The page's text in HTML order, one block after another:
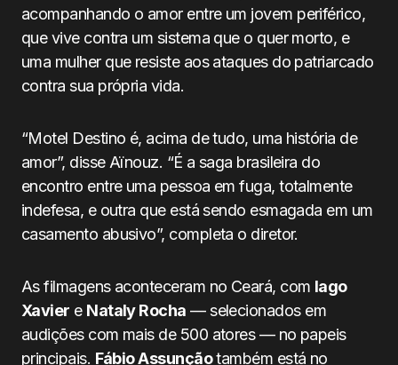
acompanhando o amor entre um jovem periférico,
que vive contra um sistema que o quer morto, e
uma mulher que resiste aos ataques do patriarcado
contra sua própria vida.
“Motel Destino é, acima de tudo, uma história de
amor”, disse Aïnouz. “É a saga brasileira do
encontro entre uma pessoa em fuga, totalmente
indefesa, e outra que está sendo esmagada em um
casamento abusivo”, completa o diretor.
As filmagens aconteceram no Ceará, com Iago
Xavier e Nataly Rocha — selecionados em
audições com mais de 500 atores — no papeis
principais. Fábio Assunçãotambém está no